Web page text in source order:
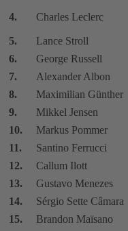
4. Charles Leclerc
5. Lance Stroll
6.
George Russell
7.
Alexander Albon
8.
Maximilian Günther
9.
Mikkel Jensen
10.
Markus Pommer
11.
Santino Ferrucci
12.
Callum Ilott
13.
Gustavo Menezes
14.
Sérgio Sette Câmara
15.
Brandon Maïsano